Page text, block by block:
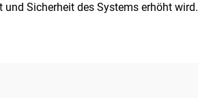
Sicherheit des Systems erhöht wird.